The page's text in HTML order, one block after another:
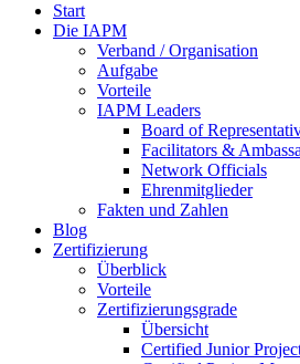
Start
Die IAPM
Verband / Organisation
Aufgabe
Vorteile
IAPM Leaders
Board of
Facilitators &
Network Officials
Ehrenmitglieder
Fakten und Zahlen
Blog
Zertifizierung
Überblick
Vorteile
Zertifizierungsgrade
Übersicht
Certified Junior